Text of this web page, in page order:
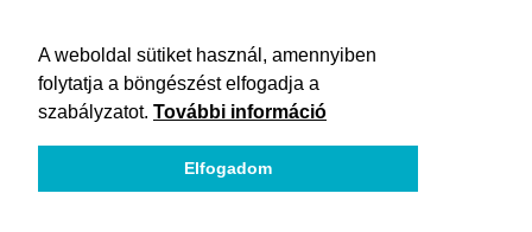
A weboldal sütiket használ, amennyiben
folytatja a böngészést elfogadja a
szabályzatot. További információ
Elfogadom